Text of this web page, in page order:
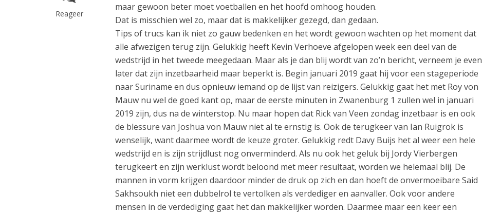
Reageer
maar gewoon beter moet voetballen en het hoofd omhoog houden.
Dat is misschien wel zo, maar dat is makkelijker gezegd, dan gedaan.
Tips of trucs kan ik niet zo gauw bedenken en het wordt gewoon wachten op het moment dat
alle afwezigen terug zijn. Gelukkig heeft Kevin Verhoeve afgelopen week een deel van de
wedstrijd in het tweede meegedaan. Maar als je dan blij wordt van zo’n bericht, verneem je even
later dat zijn inzetbaarheid maar beperkt is. Begin januari 2019 gaat hij voor een stageperiode
naar Suriname en dus opnieuw iemand op de lijst van reizigers. Gelukkig gaat het met Roy von
Mauw nu wel de goed kant op, maar de eerste minuten in Zwanenburg 1 zullen wel in januari
2019 zijn, dus na de winterstop. Nu maar hopen dat Rick van Veen zondag inzetbaar is en ook
de blessure van Joshua von Mauw niet al te ernstig is. Ook de terugkeer van Ian Ruigrok is
wenselijk, want daarmee wordt de keuze groter. Gelukkig redt Davy Buijs het al weer een hele
wedstrijd en is zijn strijdlust nog onverminderd. Als nu ook het geluk bij Jordy Vierbergen
terugkeert en zijn werklust wordt beloond met meer resultaat, worden we helemaal blij. De
mannen in vorm krijgen daardoor minder de druk op zich en dan hoeft de onvermoeibare Said
Sakhsoukh niet een dubbelrol te vertolken als verdediger en aanvaller. Ook voor andere
mensen in de verdediging gaat het dan makkelijker worden. Daarmee maar een keer een